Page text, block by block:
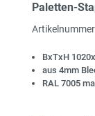
Paletten-
BxTxH
aus 4mm
RAL 7005